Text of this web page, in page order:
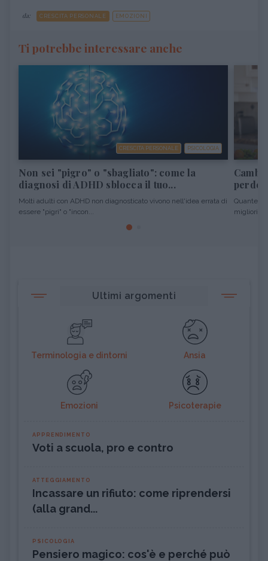
da: CRESCITA PERSONALE EMOZIONI
Ti potrebbe interessare anche
CRESCITA PERSONALE PSICOLOGIA
Non sei "pigro" o "sbagliato": come la
diagnosi di ADHD sblocca il tuo...
Molti adulti con ADHD non diagnosticato vivono nell'idea errata di
essere "pigri" o "incon...
Quante
migliori
Ultimi argomenti
Terminologia e dintorni Ansia
Emozioni Psicoterapie
APPRENDIMENTO
Voti a scuola, pro e contro
ATTEGGIAMENTO
Incassare un rifiuto: come riprendersi
(alla grand...
PSICOLOGIA
Pensiero magico: cos'è e perché può